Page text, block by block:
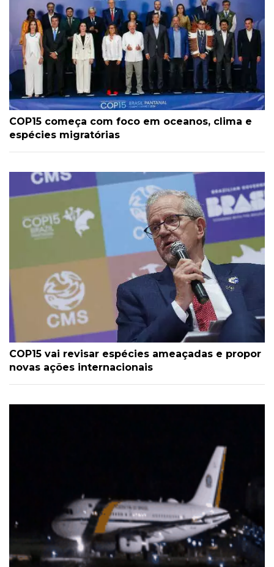
COP15 começa com foco em oceanos, clima e
espécies migratórias
COP15 vai revisar espécies ameaçadas e propor
novas ações internacionais